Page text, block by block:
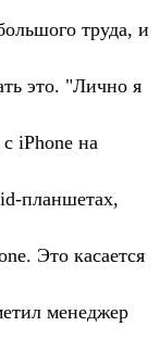
труда, и
это. "Лично я
iPhone на
планшетах,
Это касается
менеджер